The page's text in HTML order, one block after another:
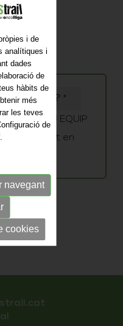
edició? *
un NOU EQUIP
ja inscrit en
i de
analítiques i
dades
de
hàbits de
més
les teves
de
navegant
cookies